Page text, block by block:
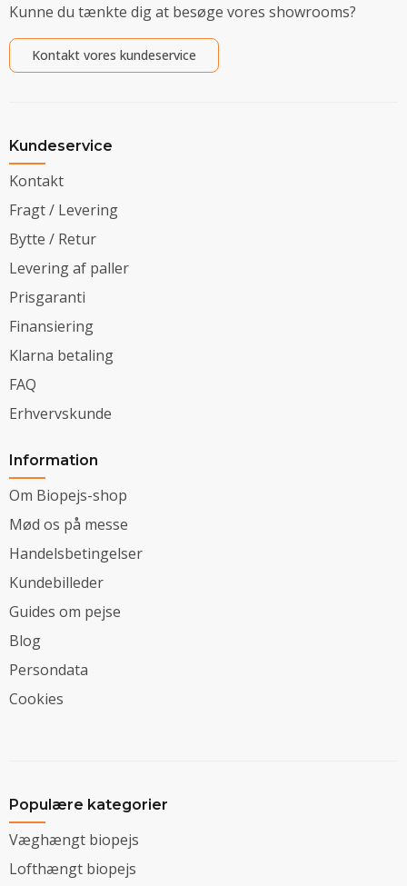
Kunne du tænkte dig at besøge vores showrooms?
Kontakt vores kundeservice
Kundeservice
Kontakt
Fragt / Levering
Bytte / Retur
Levering af paller
Prisgaranti
Finansiering
Klarna betaling
FAQ
Erhvervskunde
Information
Om Biopejs-shop
Mød os på messe
Handelsbetingelser
Kundebilleder
Guides om pejse
Blog
Persondata
Cookies
Populære kategorier
Væghængt biopejs
Lofthængt biopejs